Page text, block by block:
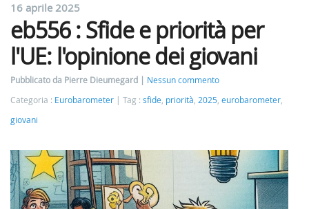
16 aprile 2025
eb556 : Sfide e priorità per
l'UE: l'opinione dei giovani
Pubblicato da Pierre Dieumegard
Nessun commento
Categoria : Eurobarometer Tag : sfide, priorità, 2025, eurobarometer,
giovani